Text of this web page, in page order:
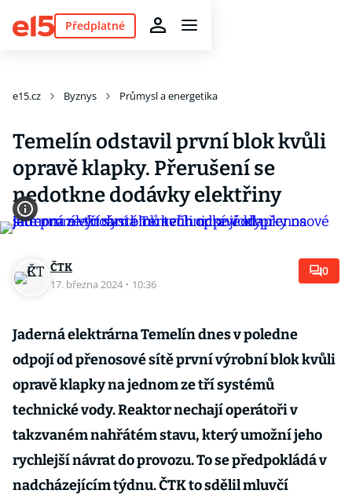
Předplatné
e15.cz Byznys Průmysl a energetika
Temelín odstavil první blok kvůli
opravě klapky. Přerušení se
nedotkne dodávky elektřiny
ČTK
17. března 2024 · 10:36
0
Jaderná elektrárna Temelín dnes v poledne
odpojí od přenosové sítě první výrobní blok kvůli
opravě klapky na jednom ze tří systémů
technické vody. Reaktor nechají operátoři v
takzvaném nahřátém stavu, který umožní jeho
rychlejší návrat do provozu. To se předpokládá v
nadcházejícím týdnu. ČTK to sdělil mluvčí